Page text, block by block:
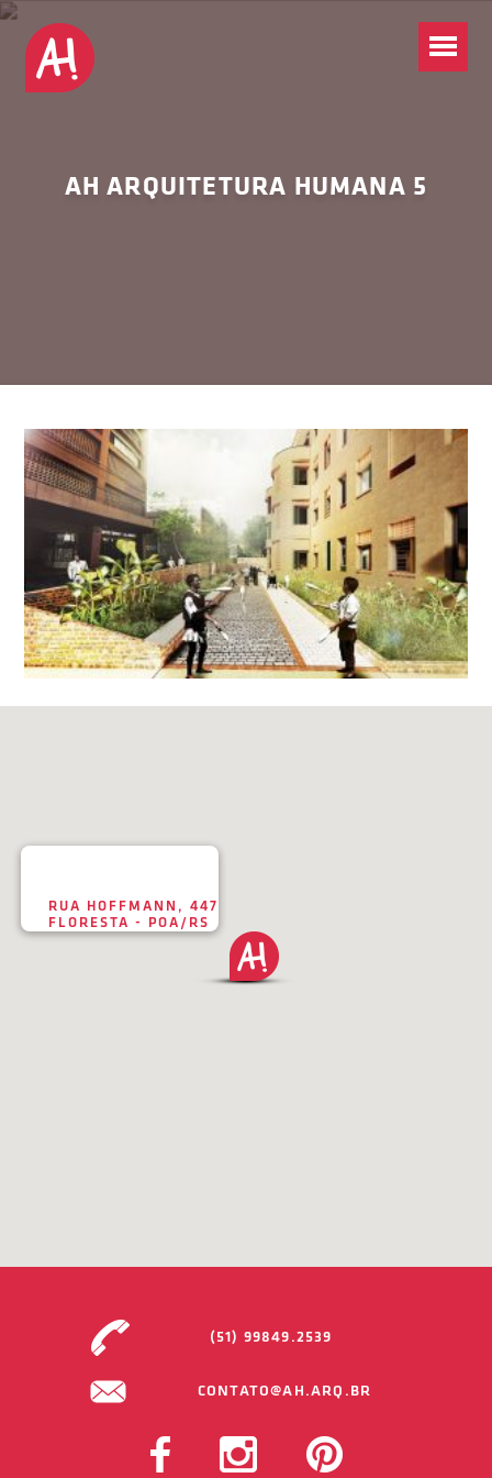
AH ARQUITETURA HUMANA 5
RUA HOFFMANN, 447
FLORESTA - POA/RS
(51) 99849.2539
CONTATO@AH.ARQ.BR
FACEBOOK INSTAGRAM